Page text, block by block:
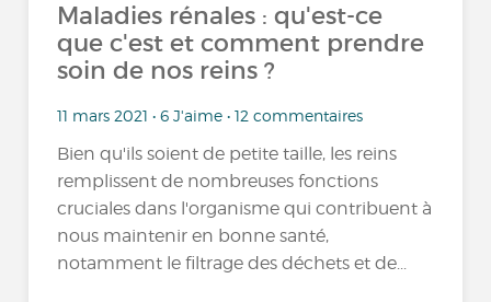
Maladies rénales : qu'est-ce
que c'est et comment prendre
soin de nos reins ?
11 mars 2021 • 6 J'aime • 12 commentaires
Bien qu'ils soient de petite taille, les reins
remplissent de nombreuses fonctions
cruciales dans l'organisme qui contribuent à
nous maintenir en bonne santé,
notamment le filtrage des déchets et de...